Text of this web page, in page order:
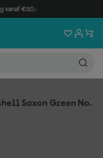
vanaf €50,-
Saxon Green No.